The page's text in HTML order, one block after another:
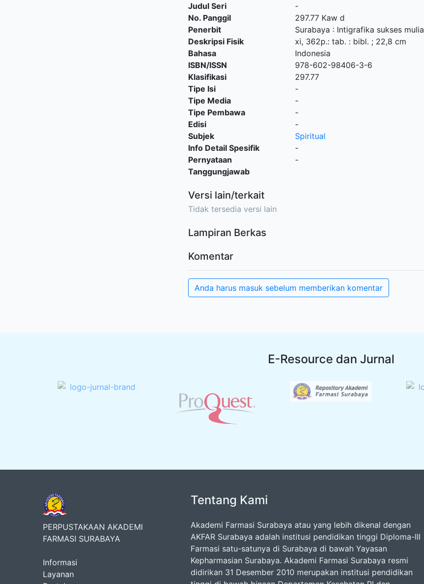
Judul Seri
-
No. Panggil
297.77 Kaw d
Penerbit
Surabaya : Intigrafika sukses mulia
Deskripsi Fisik
xi, 362p.: tab. : bibl. ; 22,8 cm
Bahasa
Indonesia
ISBN/ISSN
978-602-98406-3-6
Klasifikasi
297.77
Tipe Isi
-
Tipe Media
-
Tipe Pembawa
-
Edisi
-
Subjek
Spiritual
Info Detail Spesifik
-
Pernyataan
Tanggungjawab
-
Versi lain/terkait
Tidak tersedia versi lain
Lampiran Berkas
Komentar
Anda harus masuk sebelum memberikan komentar
E-Resource dan Jurnal
PERPUSTAKAAN AKADEMI
FARMASI SURABAYA
Informasi
Layanan
Tentang Kami
Akademi Farmasi Surabaya atau yang lebih dikenal dengan
AKFAR Surabaya adalah institusi pendidikan tinggi Diploma-III
Farmasi satu-satunya di Surabaya di bawah Yayasan
Kepharmasian Surabaya. Akademi Farmasi Surabaya resmi
didirikan 31 Desember 2010 merupakan institusi pendidikan